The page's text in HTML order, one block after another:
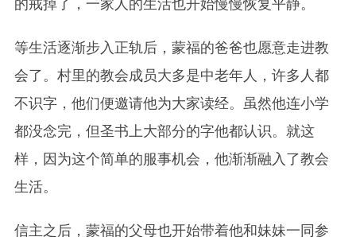
的戒掉了，一家人的生活也开始慢慢恢复平静。
等生活逐渐步入正轨后，蒙福的爸爸也愿意走进教
会了。村里的教会成员大多是中老年人，许多人都
不识字，他们便邀请他为大家读经。虽然他连小学
都没念完，但圣书上大部分的字他都认识。就这
样，因为这个简单的服事机会，他渐渐融入了教会
生活。
信主之后，蒙福的父母也开始带着他和妹妹一同参